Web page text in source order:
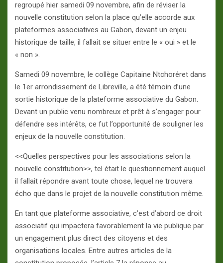
regroupé hier samedi 09 novembre, afin de réviser la
nouvelle constitution selon la place qu’elle accorde aux
plateformes associatives au Gabon, devant un enjeu
historique de taille, il fallait se situer entre le « oui » et le
« non ».
Samedi 09 novembre, le collège Capitaine Ntchoréret dans
le 1er arrondissement de Libreville, a été témoin d’une
sortie historique de la plateforme associative du Gabon.
Devant un public venu nombreux et prêt à s’engager pour
défendre ses intérêts, ce fut l’opportunité de souligner les
enjeux de la nouvelle constitution.
<<Quelles perspectives pour les associations selon la
nouvelle constitution>>, tel était le questionnement auquel
il fallait répondre avant toute chose, lequel ne trouvera
écho que dans le projet de la nouvelle constitution même.
En tant que plateforme associative, c’est d’abord ce droit
associatif qui impactera favorablement la vie publique par
un engagement plus direct des citoyens et des
organisations locales. Entre autres articles de la